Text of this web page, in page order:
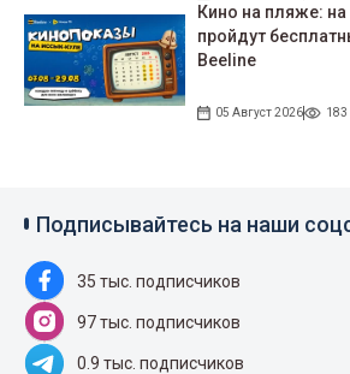
Кино на пляже:
пройдут
Beeline
05 Август 2026 183
Подписывайтесь на наши
35 тыс. подписчиков
97 тыс. подписчиков
0.9 тыс. подписчиков